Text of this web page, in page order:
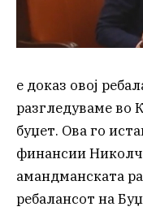
е доказ овој
разгледуваме во
буџет. Ова го
финансии
амандманската
ребалансот на